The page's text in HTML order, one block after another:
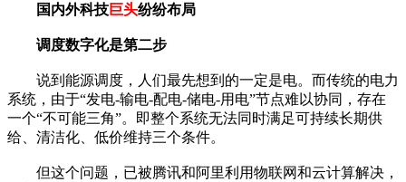
国内外科技巨头纷纷布局
调度数字化是第二步
说到能源调度，人们最先想到的一定是电。而传统的电力
系统，由于“发电-输电-配电-储电-用电”节点难以协同，存在
一个“不可能三角”。即整个系统无法同时满足可持续长期供
给、清洁化、低价维持三个条件。
但这个问题，已被腾讯和阿里利用物联网和云计算解决，